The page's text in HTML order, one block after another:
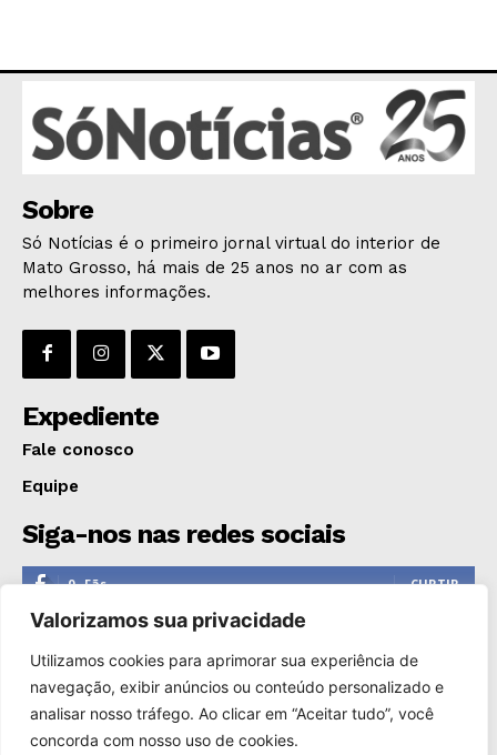
HOME
POLÍTICA
ESPORTES
ECONOMIA
OPINIÃO
EDUCAÇÃO
SAÚDE
AGRONOTÍCIAS
ÚLTIMAS NOTÍCIAS
Valorizamos sua privacidade
Utilizamos cookies para aprimorar sua experiência de
navegação, exibir anúncios ou conteúdo personalizado e
analisar nosso tráfego. Ao clicar em “Aceitar tudo”, você
concorda com nosso uso de cookies.
Sobre
Só Notícias é o primeiro jornal virtual do interior de
Mato Grosso, há mais de 25 anos no ar com as
melhores informações.
Expediente
Fale conosco
Equipe
Siga-nos nas redes sociais
0 Fãs CURTIR
0 Seguidores
1,110 Seguidores SEGUIR
0 Inscritos INSCREVER